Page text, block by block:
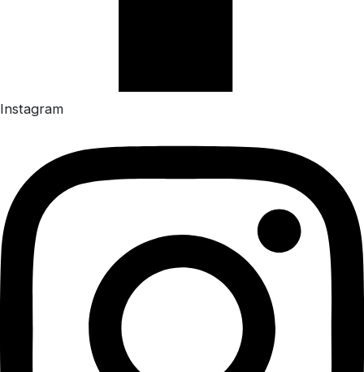
Instagram